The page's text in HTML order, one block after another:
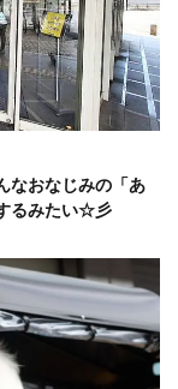
なおなじみの「あ
るみたい☆彡